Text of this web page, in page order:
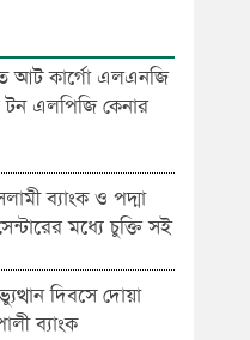
আট কার্গো এলএনজি
টন এলপিজি কেনার
ব্যাংক ও পদ্মা
মধ্যে চুক্তি সই
দিবসে দোয়া
ব্যাংক